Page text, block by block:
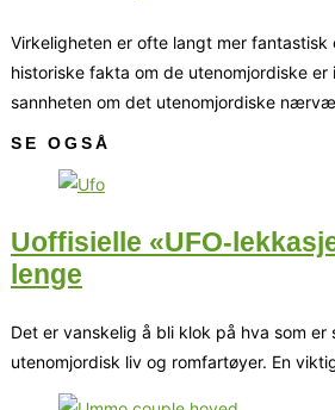
Virkeligheten er ofte langt mer fantastisk
historiske fakta om de utenomjordiske
sannheten om det utenomjordiske
SE OGSÅ
Uoffisielle «UFO-
lenge
Det er vanskelig å bli klok på hva som er
utenomjordisk liv og romfartøyer. En